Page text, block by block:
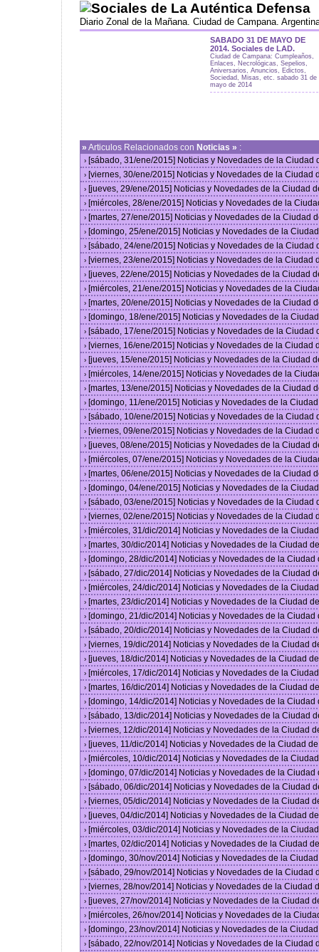
Sociales de La Auténtica Defensa
Diario Zonal de la Mañana. Ciudad de Campana.
SABADO 31 DE MAYO DE
2014. Sociales de LAD.
Ciudad de Campana: Cumpleaños,
Enlaces, Necrológicas, Sepelios,
Aniversarios, Anuncios, Edictos,
Sociedad, Misas, etc. sabado 31 de
mayo de 2014
» Articulos Relacionados con Noticias » :
› [sábado, 31/ene/2015] Noticias y Novedades de la Ciudad
› [viernes, 30/ene/2015] Noticias y Novedades de la Ciudad
› [jueves, 29/ene/2015] Noticias y Novedades de la Ciudad
› [miércoles, 28/ene/2015] Noticias y Novedades de la
› [martes, 27/ene/2015] Noticias y Novedades de la Ciudad
› [domingo, 25/ene/2015] Noticias y Novedades de la
› [sábado, 24/ene/2015] Noticias y Novedades de la Ciudad
› [viernes, 23/ene/2015] Noticias y Novedades de la Ciudad
› [jueves, 22/ene/2015] Noticias y Novedades de la Ciudad
› [miércoles, 21/ene/2015] Noticias y Novedades de la
› [martes, 20/ene/2015] Noticias y Novedades de la Ciudad
› [domingo, 18/ene/2015] Noticias y Novedades de la
› [sábado, 17/ene/2015] Noticias y Novedades de la Ciudad
› [viernes, 16/ene/2015] Noticias y Novedades de la Ciudad
› [jueves, 15/ene/2015] Noticias y Novedades de la Ciudad
› [miércoles, 14/ene/2015] Noticias y Novedades de la
› [martes, 13/ene/2015] Noticias y Novedades de la Ciudad
› [domingo, 11/ene/2015] Noticias y Novedades de la
› [sábado, 10/ene/2015] Noticias y Novedades de la Ciudad
› [viernes, 09/ene/2015] Noticias y Novedades de la Ciudad
› [jueves, 08/ene/2015] Noticias y Novedades de la Ciudad
› [miércoles, 07/ene/2015] Noticias y Novedades de la
› [martes, 06/ene/2015] Noticias y Novedades de la Ciudad
› [domingo, 04/ene/2015] Noticias y Novedades de la
› [sábado, 03/ene/2015] Noticias y Novedades de la Ciudad
› [viernes, 02/ene/2015] Noticias y Novedades de la Ciudad
› [miércoles, 31/dic/2014] Noticias y Novedades de la
› [martes, 30/dic/2014] Noticias y Novedades de la Ciudad
› [domingo, 28/dic/2014] Noticias y Novedades de la
› [sábado, 27/dic/2014] Noticias y Novedades de la Ciudad
› [miércoles, 24/dic/2014] Noticias y Novedades de la
› [martes, 23/dic/2014] Noticias y Novedades de la Ciudad
› [domingo, 21/dic/2014] Noticias y Novedades de la
› [sábado, 20/dic/2014] Noticias y Novedades de la Ciudad
› [viernes, 19/dic/2014] Noticias y Novedades de la Ciudad
› [jueves, 18/dic/2014] Noticias y Novedades de la Ciudad
› [miércoles, 17/dic/2014] Noticias y Novedades de la
› [martes, 16/dic/2014] Noticias y Novedades de la Ciudad
› [domingo, 14/dic/2014] Noticias y Novedades de la
› [sábado, 13/dic/2014] Noticias y Novedades de la Ciudad
› [viernes, 12/dic/2014] Noticias y Novedades de la Ciudad
› [jueves, 11/dic/2014] Noticias y Novedades de la Ciudad
› [miércoles, 10/dic/2014] Noticias y Novedades de la
› [domingo, 07/dic/2014] Noticias y Novedades de la
› [sábado, 06/dic/2014] Noticias y Novedades de la Ciudad
› [viernes, 05/dic/2014] Noticias y Novedades de la Ciudad
› [jueves, 04/dic/2014] Noticias y Novedades de la Ciudad
› [miércoles, 03/dic/2014] Noticias y Novedades de la
› [martes, 02/dic/2014] Noticias y Novedades de la Ciudad
› [domingo, 30/nov/2014] Noticias y Novedades de la
› [sábado, 29/nov/2014] Noticias y Novedades de la Ciudad
› [viernes, 28/nov/2014] Noticias y Novedades de la Ciudad
› [jueves, 27/nov/2014] Noticias y Novedades de la Ciudad
› [miércoles, 26/nov/2014] Noticias y Novedades de la
› [domingo, 23/nov/2014] Noticias y Novedades de la
› [sábado, 22/nov/2014] Noticias y Novedades de la Ciudad